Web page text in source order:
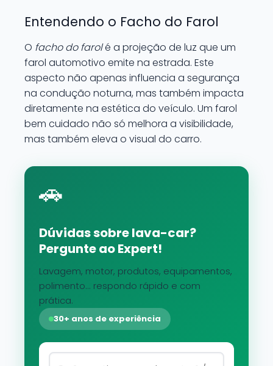
Entendendo o Facho do Farol
O facho do farolé a projeção de luz que um
farol automotivo emite na estrada. Este
aspecto não apenas influencia a segurança
na condução noturna, mas também impacta
diretamente na estética do veículo. Um farol
bem cuidado não só melhora a visibilidade,
mas também eleva o visual do carro.
🚗
Dúvidas sobre lava-car?
Pergunte ao Expert!
Lavagem, motor, produtos, equipamentos,
polimento... respondo rápido e com
prática.
30+ anos de experiência